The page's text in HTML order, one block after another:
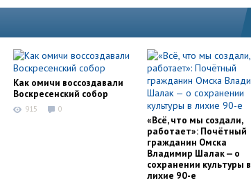
Как омичи воссоздавали
Воскресенский собор
915 0
«Всё, что мы создали,
работает»: Почётный
гражданин Омска
Владимир Шалак — о
сохранении культуры в
лихие 90-е